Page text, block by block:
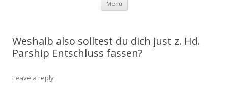
Menu
Weshalb also solltest du dich just z. Hd.
Parship Entschluss fassen?
Leave a reply